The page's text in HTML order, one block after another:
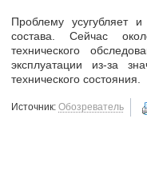
Проблему усугубляет и
состава. Сейчас
технического
эксплуатации из-за
технического состояния.
Источник: Обозреватель